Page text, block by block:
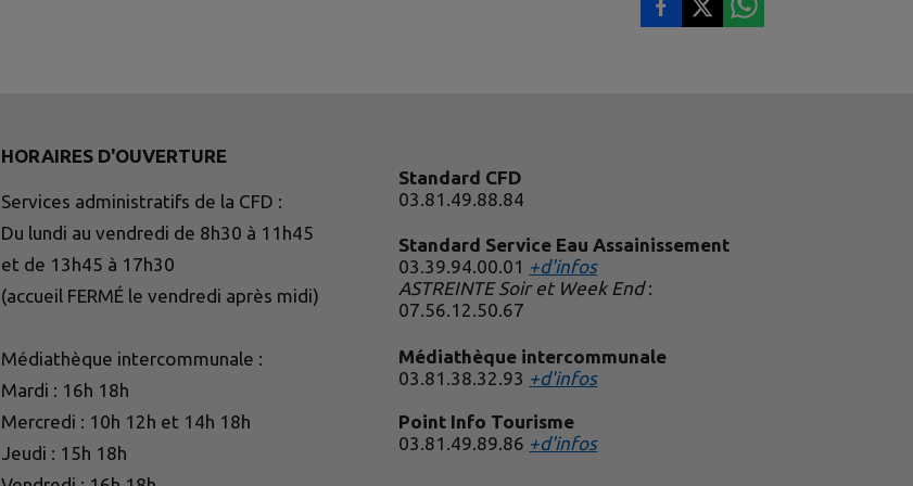
HORAIRES D'OUVERTURE
Services administratifs de la CFD :
Du lundi au vendredi de 8h30 à 11h45
et de 13h45 à 17h30
(accueil FERMÉ le vendredi après midi)
Médiathèque intercommunale :
Mardi : 16h 18h
Mercredi : 10h 12h et 14h 18h
Jeudi : 15h 18h
Standard CFD
03.81.49.88.84
Standard Service Eau Assainissement
03.39.94.00.01 +d'infos
ASTREINTE Soir et Week End:
07.56.12.50.67
Médiathèque intercommunale
03.81.38.32.93 +d'infos
Point Info Tourisme
03.81.49.89.86 +d'infos